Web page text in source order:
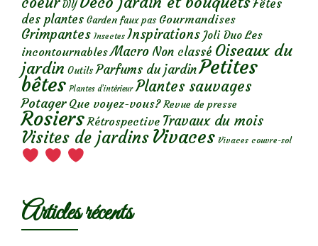
DIY
Fêtes
des plantes Garden faux pas Gourmandises
Grimpantes Insectes Inspirations Joli Duo Les
incontournables Macro Non classé Oiseaux du
jardin Outils Parfums du jardinPetites
bêtes Plantes d’intérieur Plantes sauvages
Potager Que voyez-vous? Revue de presse
Rosiers Rétrospective Travaux du mois
Visites de jardins Vivaces Vivaces couvre-sol
Articles récents